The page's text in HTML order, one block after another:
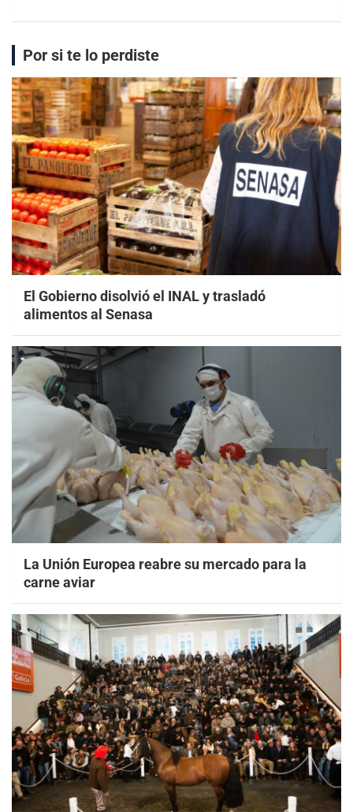
Por si te lo perdiste
El Gobierno disolvió el INAL y trasladó
alimentos al Senasa
La Unión Europea reabre su mercado para la
carne aviar